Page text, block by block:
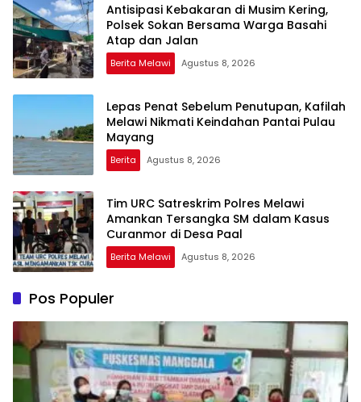
Antisipasi Kebakaran di Musim Kering,
Polsek Sokan Bersama Warga Basahi
Atap dan Jalan
Berita Melawi Agustus 8, 2026
Lepas Penat Sebelum Penutupan, Kafilah
Melawi Nikmati Keindahan Pantai Pulau
Mayang
Berita Agustus 8, 2026
Tim URC Satreskrim Polres Melawi
Amankan Tersangka SM dalam Kasus
Curanmor di Desa Paal
Berita Melawi Agustus 8, 2026
Pos Populer